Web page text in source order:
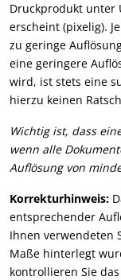
Druckprodukt unter
erscheint (pixelig).
zu geringe
eine geringere
wird, ist stets eine
hierzu keinen
Wichtig ist, dass
wenn alle
Auflösung von
Korrekturhinweis:
entsprechender
Ihnen verwendeten
Maße hinterlegt
kontrollieren Sie